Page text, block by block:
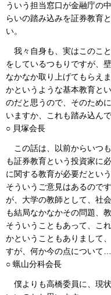
ういう担当窓口が金融庁の
らいの踏み込みを証券教育
い。
我々自身も、実はこのこ
をしているつもりですが、
なかなか取り上げてもらえ
かというような基本教育と
のだと思うので、そのため
いますか、これも踏み込ん
○ 貝塚会長
この話は、以前からいつ
も証券教育という投資家に
に関する教育が必要だとい
そういうご意見はあるので
が、大学の教師として、社
も結局なかなかその問題、
そういうこともあって、こ
かということもありまして
すが、何か今の点について
○ 蝋山分科会長
僕よりも高橋委員に、現